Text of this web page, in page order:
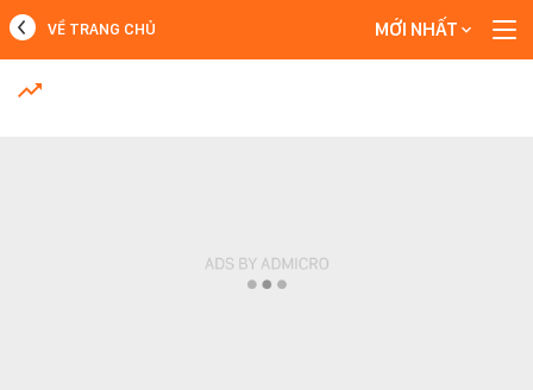
MỚI NHẤT
VỀ TRANG CHỦ MỚI NHẤT